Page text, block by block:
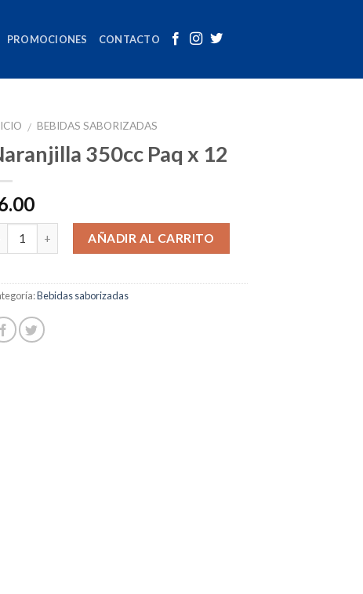
PROMOCIONES CONTACTO
/ BEBIDAS SABORIZADAS
350cc Paq x 12
AÑADIR AL CARRITO
Bebidas saborizadas